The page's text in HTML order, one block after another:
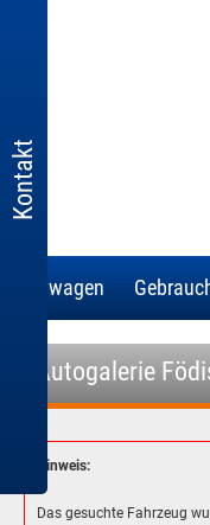
Kontakt
Neuwagen
- Autogalerie
Hinweis:
Das gesuchte Fahrzeug